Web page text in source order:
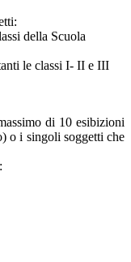
della Scuola
le classi I- II e III
di 10 esibizioni
o i singoli soggetti che